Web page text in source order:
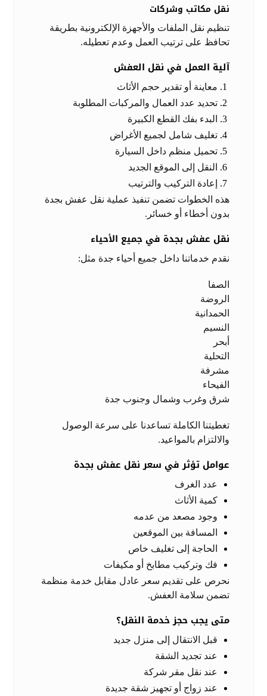
نقل مكاتب وشركات
تنظيم نقل الملفات والأجهزة الإلكترونية بطريقة
تحافظ على ترتيب العمل وعدم تعطيله.
آلية العمل في نقل العفش
معاينة أو تقدير حجم الأثاث
تحديد عدد العمال والمركبات المطلوبة
البدء بفك القطع الكبيرة
تغليف شامل لجميع الأغراض
تحميل منظم داخل السيارة
النقل إلى الموقع الجديد
إعادة التركيب والترتيب
هذه الخطوات تضمن تنفيذ عملية نقل عفش بجدة
بدون أخطاء أو خسائر.
نقل عفش بجدة في جميع الأحياء
نقدم خدماتنا داخل جميع أحياء جدة مثل:
الصفا
الروضة
الحمدانية
النسيم
أبحر
التحلية
مشرفة
الفيحاء
شرق وغرب وشمال وجنوب جدة
تغطيتنا الكاملة تساعدنا على سرعة الوصول
والالتزام بالمواعيد.
عوامل تؤثر في سعر نقل عفش بجدة
عدد الغرف
كمية الأثاث
وجود مصعد من عدمه
المسافة بين الموقعين
الحاجة إلى تغليف خاص
فك وتركيب مطابخ أو مكيفات
نحرص على تقديم سعر عادل مقابل خدمة منظمة
تضمن سلامة العفش.
متى يجب حجز خدمة النقل؟
قبل الانتقال إلى منزل جديد
عند تجديد الشقة
عند نقل مقر شركة
عند زواج أو تجهيز شقة جديدة